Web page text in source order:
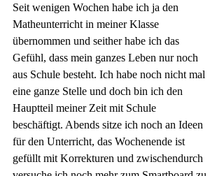
Seit wenigen Wochen habe ich ja den
Matheunterricht in meiner Klasse
übernommen und seither habe ich das
Gefühl, dass mein ganzes Leben nur noch
aus Schule besteht. Ich habe noch nicht mal
eine ganze Stelle und doch bin ich den
Hauptteil meiner Zeit mit Schule
beschäftigt. Abends sitze ich noch an Ideen
für den Unterricht, das Wochenende ist
gefüllt mit Korrekturen und zwischendurch